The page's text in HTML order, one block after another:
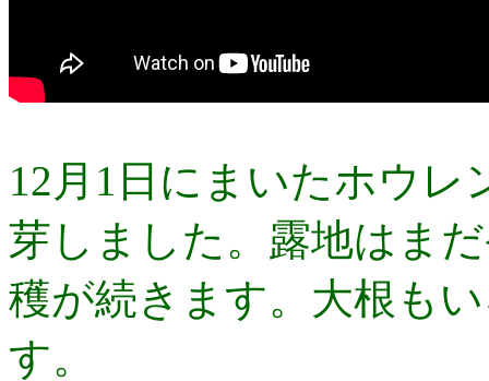
12月1日にまいたホウ
芽しました。露地はま
穫が続きます。大根も
す。